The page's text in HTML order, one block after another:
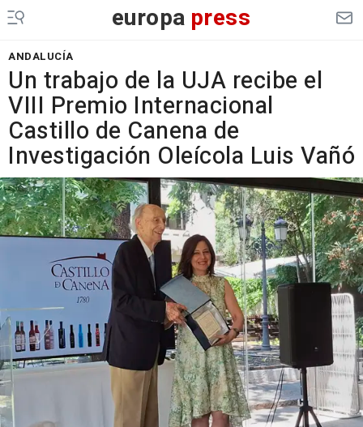
europa press
ANDALUCÍA
Un trabajo de la UJA recibe el
VIII Premio Internacional
Castillo de Canena de
Investigación Oleícola Luis Vañó